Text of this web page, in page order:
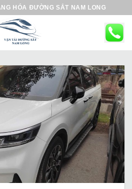
HÓA ĐƯỜNG SẮT NAM LONG